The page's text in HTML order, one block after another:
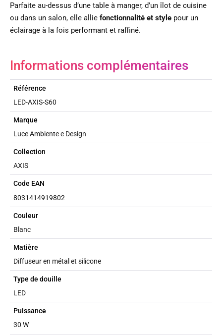
Parfaite au-dessus d’une table à manger, d’un îlot de cuisine
ou dans un salon, elle allie fonctionnalité et style pour un
éclairage à la fois performant et raffiné.
Informations complémentaires
Référence
LED-AXIS-S60
Marque
Luce Ambiente e Design
Collection
AXIS
Code EAN
8031414919802
Couleur
Blanc
Matière
Diffuseur en métal et silicone
Type de douille
LED
Puissance
30 W